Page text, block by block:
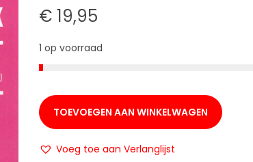
€ 19,95
1 op voorraad
TOEVOEGEN AAN WINKELWAGEN
Voeg toe aan Verlanglijst